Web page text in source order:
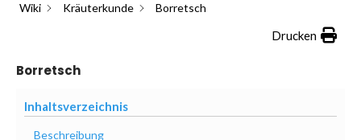
Wiki Kräuterkunde Borretsch
Drucken
Borretsch
Inhaltsverzeichnis
Beschreibung